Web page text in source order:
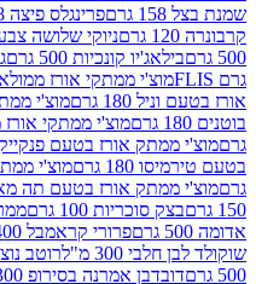
פרינגלס פיצה 158 גרם
ניוקי שלושה צבעים 500 גרם
קונכיות 500 גרם
ממתקי אורז ממולאים בטעם שוקולד
גרם
מוצ'י ממתקי אורז
אורז בטעם פנקייק עם מייפל 180 גרם
גרם
אורז בטעם תה מאצ'ה וחלב 180 גרם
סוכריות 100 גרם
ממרח דובאי פטל
פרורי קראמבל 400 גרם
רוטב
300 מ"ל
רוטב נוצ'יטלו חלבי 300 מ"ל
אמרנה בסירופ 300 גרם
מילוי